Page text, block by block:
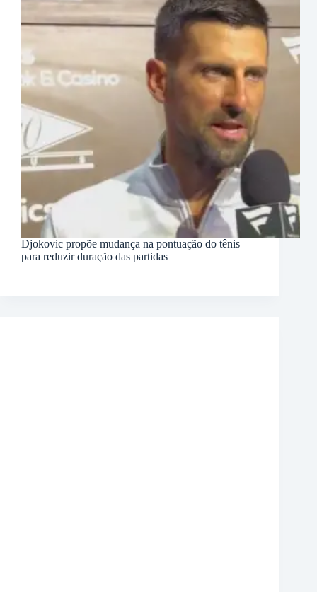
Djokovic propõe mudança na pontuação do tênis
para reduzir duração das partidas